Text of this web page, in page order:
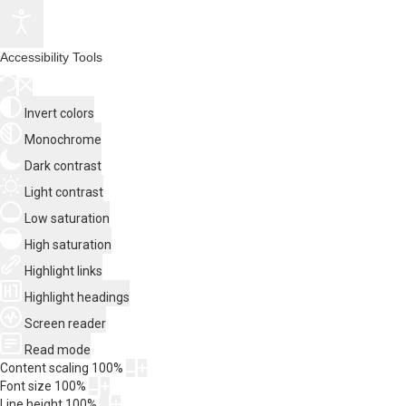
Accessibility Tools
Invert colors
Monochrome
Dark contrast
Light contrast
Low saturation
High saturation
Highlight links
Highlight headings
Screen reader
Read mode
Content scaling 100%
Font size 100%